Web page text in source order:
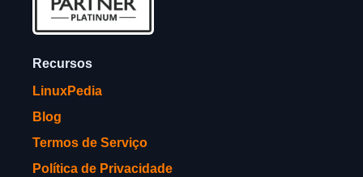
Recursos
LinuxPedia
Blog
Termos de Serviço
Política de Privacidade